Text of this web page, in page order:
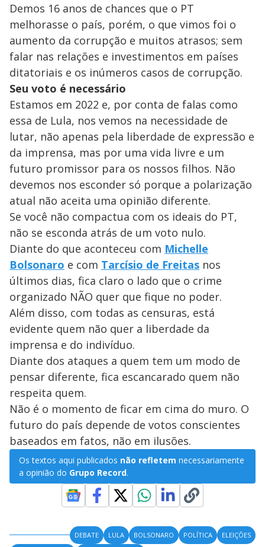
Demos 16 anos de chances que o PT
melhorasse o país, porém, o que vimos foi o
aumento da corrupção e muitos atrasos; sem
falar nas relações e investimentos em países
ditatoriais e os inúmeros casos de corrupção.
Seu voto é necessário
Estamos em 2022 e, por conta de falas como
essa de Lula, nos vemos na necessidade de
lutar, não apenas pela liberdade de expressão e
da imprensa, mas por uma vida livre e um
futuro promissor para os nossos filhos. Não
devemos nos esconder só porque a polarização
atual não aceita uma opinião diferente.
Se você não compactua com os ideais do PT,
não se esconda atrás de um voto nulo.
Diante do que aconteceu com Michelle
Bolsonaro e com Tarcísio de Freitas nos
últimos dias, fica claro o lado que o crime
organizado NÃO quer que fique no poder.
Além disso, com todas as censuras, está
evidente quem não quer a liberdade da
imprensa e do indivíduo.
Diante dos ataques a quem tem um modo de
pensar diferente, fica escancarado quem não
respeita quem.
Não é o momento de ficar em cima do muro. O
futuro do país depende de votos conscientes
baseados em fatos, não em ilusões.
Os textos aqui publicados não refletem necessariamente
a opinião do Grupo Record.
DEBATE LULA BOLSONARO POLÍTICA
ELEIÇÕES